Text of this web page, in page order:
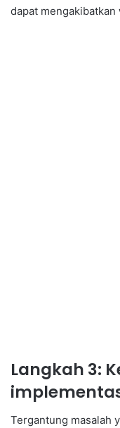
dapat
Langkah 3:
Tergantung masalah